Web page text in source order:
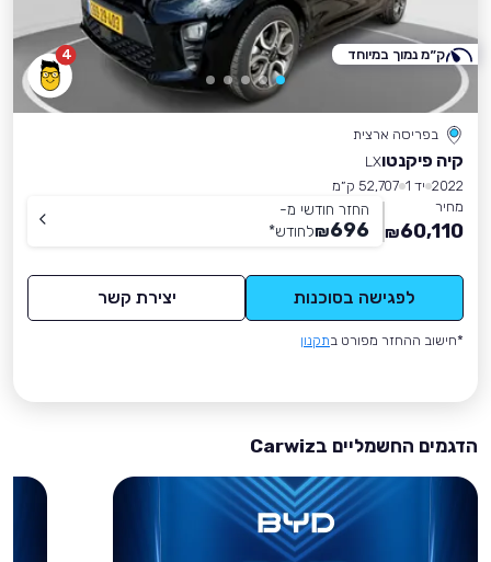
4
בפריסה ארצית
קיה פיקנטוLX
2022 יד 1
52,707 ק״מ
מחיר
60,110
₪
החזר חודשי מ-
696
₪לחודש*
לפגישה בסוכנות יצירת קשר
*חישוב ההחזר מפורט בתקנון
ק״מ נמוך במיוחד
הדגמים החשמליים בCarwiz